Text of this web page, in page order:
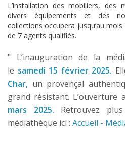
L’installation des mobiliers, des
divers équipements et des
collections occupera jusqu’au
de 7 agents qualifiés.
" L’inauguration de la
le samedi 15 février 2025.
Char, un provençal
grand résistant. L’ouverture
mars 2025. Retrouvez
médiathèque ici : Accueil -